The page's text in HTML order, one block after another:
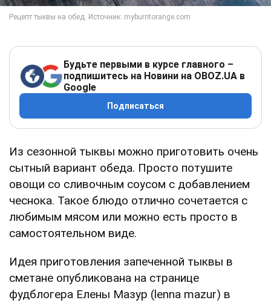
Будьте первыми в курсе главного –
подпишитесь на Новини на OBOZ.UA в
Google
Подписаться
Из сезонной тыквы можно приготовить очень
сытный вариант обеда. Просто потушите
овощи со сливочным соусом с добавлением
чеснока. Такое блюдо отлично сочетается с
любимым мясом или можно есть просто в
самостоятельном виде.
Идея приготовления запеченной тыквы в
сметане опубликована на странице
фудблогера Елены Мазур (lenna mazur) в